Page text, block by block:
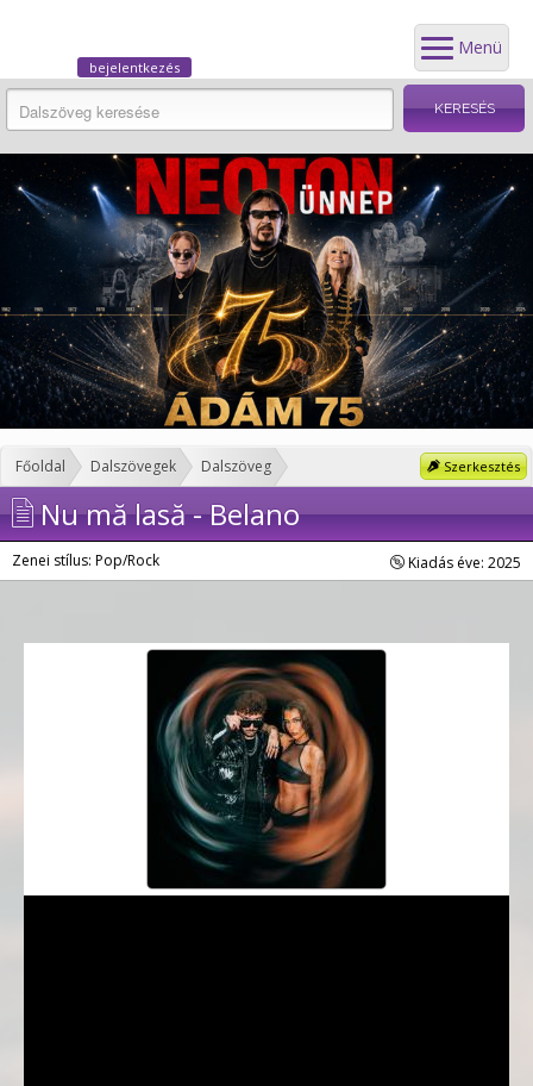
Menü
bejelentkezés
Szerkesztés
Főoldal Dalszövegek Dalszöveg
Nu mă lasă - Belano
Zenei stílus: Pop/Rock Kiadás éve: 2025